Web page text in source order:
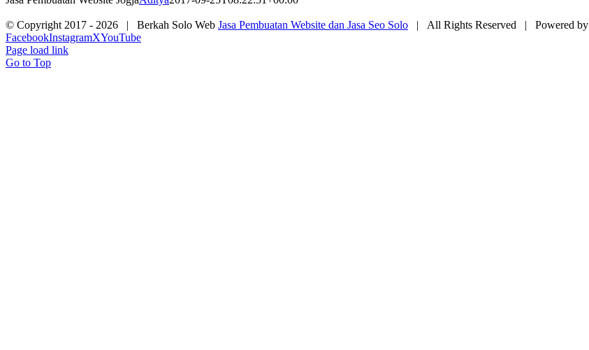
© Copyright 2017 - 2026 | Berkah Solo Web Jasa Pembuatan Website dan Jasa Seo Solo | All Rights Reserved | Powered by
FacebookInstagramXYouTube
Page load link
Go to Top